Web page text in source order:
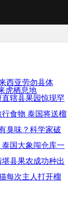
西亚劳勿县体
虎栖息地
辖县果园惊现罕
食物 泰国将送榴
臭味？科学家破
国大象闯仓库一
县果农成功种出
每次主人打开榴